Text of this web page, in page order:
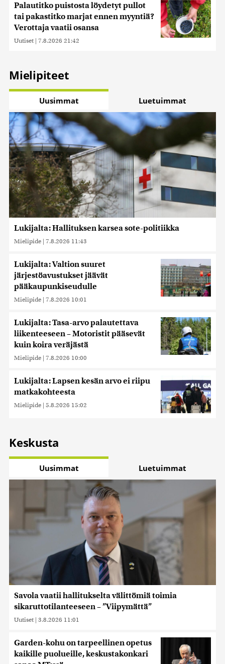
Palautitko puistosta löydetyt pullot
tai pakastitko marjat ennen myyntiä?
Verottaja vaatii osansa
Uutiset | 7.8.2026 21:42
Mielipiteet
Uusimmat Luetuimmat
Lukijalta: Hallituksen karsea sote-politiikka
Mielipide | 7.8.2026 11:43
Lukijalta: Valtion suuret
järjestöavustukset jäävät
pääkaupunkiseudulle
Mielipide | 7.8.2026 10:01
Lukijalta: Tasa-arvo palautettava
liikenteeseen – Motoristit pääsevät
kuin koira veräjästä
Mielipide | 7.8.2026 10:00
Lukijalta: Lapsen kesän arvo ei riipu
matkakohteesta
Mielipide | 5.8.2026 15:02
Keskusta
Uusimmat Luetuimmat
Savola vaatii hallitukselta välittömiä toimia
sikaruttotilanteeseen – ”Viipymättä”
Uutiset | 3.8.2026 11:01
Garden-kohu on tarpeellinen opetus
kaikille puolueille, keskustakonkari